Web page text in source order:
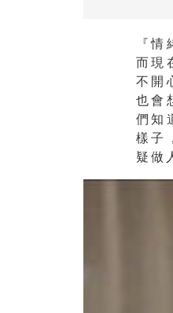
『
而現
不開
也會
們知
樣子
疑做